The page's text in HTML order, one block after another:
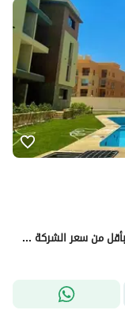
شقة استلام فوري بمقدم وتكملة أقساط ريسيل بأقل من سعر الشركة 3 غرف في Acasa Mia القاهرة الجديدة بالقرب من الجامعة الأمريكية والجولدن سكوير للبيع